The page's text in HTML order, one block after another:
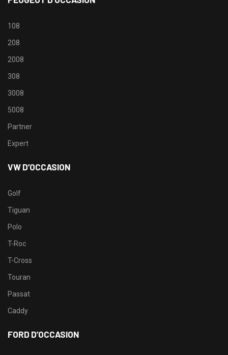
108
208
2008
308
3008
5008
Partner
Expert
VW D’OCCASION
Golf
Tiguan
Polo
T-Roc
T-Cross
Touran
Passat
Caddy
FORD D’OCCASION